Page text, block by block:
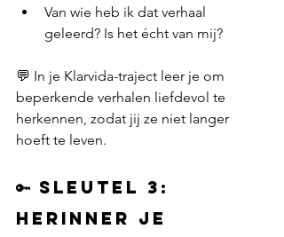
Van wie heb ik dat verhaal
geleerd? Is het écht van mij?
💬 In je Klarvida-traject leer je om
beperkende verhalen liefdevol te
herkennen, zodat jij ze niet langer
hoeft te leven.
🔑 Sleutel 3:
Herinner je